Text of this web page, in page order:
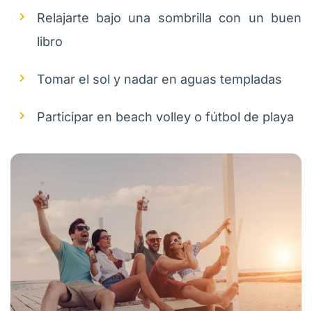
Relajarte bajo una sombrilla con un buen
libro
Tomar el sol y nadar en aguas templadas
Participar en beach volley o fútbol de playa